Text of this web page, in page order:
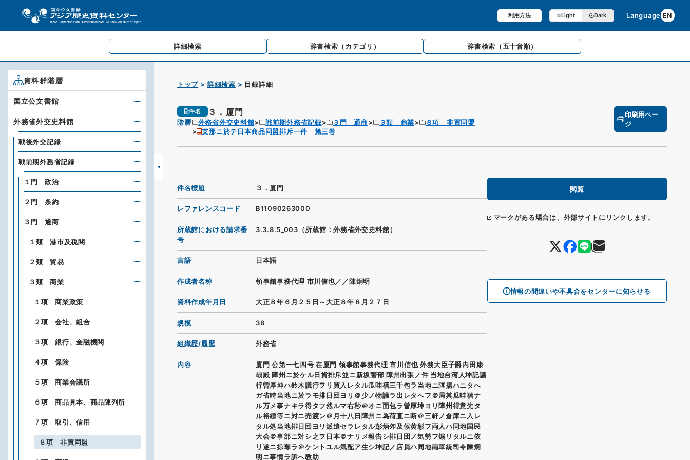
利用方法 Light Dark Language EN
詳細検索 辞書検索 （カテゴリ） 辞書検索 （五十音順）
トップ 詳細検索 目録詳細
件名 ３．厦門
階層 外務省外交史料館 戦前期外務省記録 ３門 通商 ３類 商業
８項 非買同盟
支那ニ於テ日本商品同盟排斥一件 第三巻
印刷用ペー
ジ
閲覧
マークがある場合は、外部サイトにリンクします。
情報の間違いや不具合をセンターに知らせる
件名標題 ３．厦門
レファレンスコード B11090263000
所蔵館における請求番
号
3.3.8.5_003（所蔵館：外務省外交史料館）
言語 日本語
作成者名称 領事館事務代理 市川信也／／陳炯明
資料作成年月日 大正８年６月２５日～大正８年８月２７日
規模 38
組織歴/履歴 外務省
内容
厦門 公第一七四号 在厦門 領事館事務代理 市川信也 外務大臣子爵内田康
哉殿 障州ニ於ケル日貨排斥並ニ新坂警部 障州出張ノ件 当地台湾人坤記議
行曽厚坤ハ鈴木議行ヲリ買入レタル瓜哇禧三千包ラ当地ニ隚揚ハニタへ
ガ省時当地ニ於ラモ排日団ヨリ＠少ノ物議ラ出レタへフ＠局其瓜哇禧ナ
ル万メ事ナキラ得タフ然ルマ右秒＠オニ面包ラ曽厚坤ヨリ障州得意先タ
ル裕縹等ニ対ニ売渡ン＠月十八日障州ニ為荷直ニ断＠三軒ノ倉庫ニ入レ
タル処当地排日団ヨリ派遣セラレタル彭炳夘及候黄彰フ両人ハ同地国民
大会＠事部ニ対シ之ヲ日本＠ナリメ報告シ排日団ノ気勢フ煽リタルニ依
リ遂ニ掠奪ラ＠ケントユル気配ア生シ坤記ノ店員ハ同地南軍統司令陳炯
明ニ事情ラ訴へ教助
資料群階層
国立公文書館
外務省外交史料館
戦後外交記録
戦前期外務省記録
１門 政治
２門 条約
３門 通商
１類 港市及税関
２類 貿易
３類 商業
１項 商業政策
２項 会社、組合
３項 銀行、金融機関
４項 保険
５項 商業会議所
６項 商品見本、商品陳列所
７項 取引、信用
８項 非買同盟